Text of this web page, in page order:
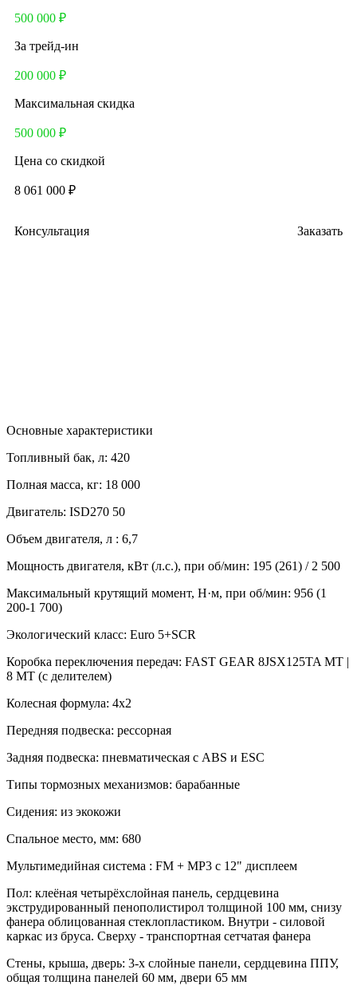
500 000 ₽
За трейд-ин
200 000 ₽
Максимальная скидка
500 000 ₽
Цена со скидкой
8 061 000 ₽
Консультация Заказать
Основные характеристики
Топливный бак, л: 420
Полная масса, кг: 18 000
Двигатель: ISD270 50
Объем двигателя, л : 6,7
Мощность двигателя, кВт (л.с.), при об/мин: 195 (261) / 2 500
Максимальный крутящий момент, Н·м, при об/мин: 956 (1
200-1 700)
Экологический класс: Euro 5+SCR
Коробка переключения передач: FAST GEAR 8JSX125TA MT |
8 MT (с делителем)
Колесная формула: 4x2
Передняя подвеска: рессорная
Задняя подвеска: пневматическая с ABS и ESC
Типы тормозных механизмов: барабанные
Сидения: из экокожи
Спальное место, мм: 680
Мультимедийная система : FM + MP3 с 12" дисплеем
Пол: клеёная четырёхслойная панель, сердцевина
экструдированный пенополистирол толщиной 100 мм, снизу
фанера облицованная стеклопластиком. Внутри - силовой
каркас из бруса. Сверху - транспортная сетчатая фанера
Стены, крыша, дверь: 3-х слойные панели, сердцевина ППУ,
общая толщина панелей 60 мм, двери 65 мм